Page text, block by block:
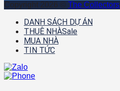
Copyright 2026 © The Collectors
DANH SÁCH DỰ ÁN
THUÊ NHÀ
MUA NHÀ
TIN TỨC